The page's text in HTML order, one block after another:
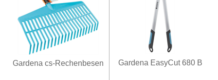
Gardena cs-Rechenbesen Gardena EasyCut 680 B